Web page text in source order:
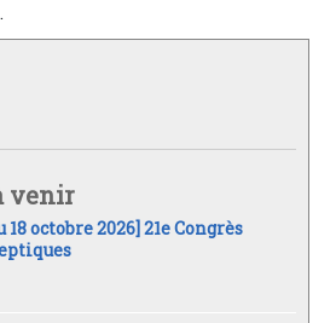
venir
18 octobre 2026] 21e Congrès